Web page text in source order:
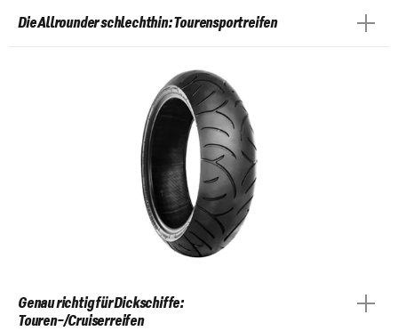
Die Allrounder schlechthin: Tourensportreifen
Genau richtig für Dickschiffe:
Touren-/Cruiserreifen